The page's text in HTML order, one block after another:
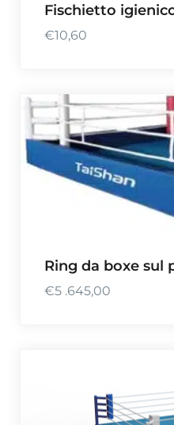
Fischietto
€10,60
Ring da boxe sul
€5 .645,00